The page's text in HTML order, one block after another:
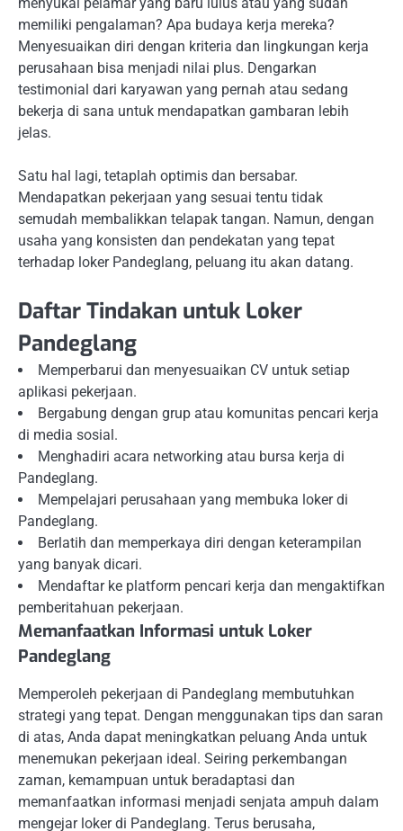
memiliki pengalaman? Apa budaya kerja mereka?
Menyesuaikan diri dengan kriteria dan lingkungan kerja
perusahaan bisa menjadi nilai plus. Dengarkan
testimonial dari karyawan yang pernah atau sedang
bekerja di sana untuk mendapatkan gambaran lebih
jelas.
Satu hal lagi, tetaplah optimis dan bersabar.
Mendapatkan pekerjaan yang sesuai tentu tidak
semudah membalikkan telapak tangan. Namun, dengan
usaha yang konsisten dan pendekatan yang tepat
terhadap loker Pandeglang, peluang itu akan datang.
Daftar Tindakan untuk Loker
Pandeglang
Memperbarui dan menyesuaikan CV untuk setiap
aplikasi pekerjaan.
Bergabung dengan grup atau komunitas pencari kerja
di media sosial.
Menghadiri acara networking atau bursa kerja di
Pandeglang.
Mempelajari perusahaan yang membuka loker di
Pandeglang.
Berlatih dan memperkaya diri dengan keterampilan
yang banyak dicari.
Mendaftar ke platform pencari kerja dan mengaktifkan
pemberitahuan pekerjaan.
Memanfaatkan Informasi untuk Loker
Pandeglang
Memperoleh pekerjaan di Pandeglang membutuhkan
strategi yang tepat. Dengan menggunakan tips dan saran
di atas, Anda dapat meningkatkan peluang Anda untuk
menemukan pekerjaan ideal. Seiring perkembangan
zaman, kemampuan untuk beradaptasi dan
memanfaatkan informasi menjadi senjata ampuh dalam
mengejar loker di Pandeglang. Terus berusaha,